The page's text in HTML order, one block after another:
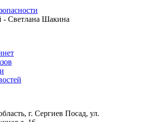
- Светлана Шакина
г. Сергиев Посад, ул.